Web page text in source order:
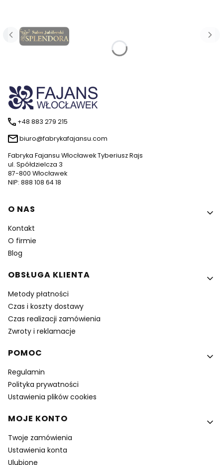
Naciśnij Enter lub spację, aby otworzyć stronę.
Naciśnij Enter lub spację, aby otworzyć stronę.
Naciśnij Enter lub spację, aby otworzyć stronę.
Naciśnij Enter lub spację, aby otworzyć stronę.
Naciśnij Enter lub spację, aby otworzyć stronę.
+48 883 279 215
biuro@fabrykafajansu.com
Fabryka Fajansu Włocławek Tyberiusz Rajs
ul. Spółdzielcza 3
87-800 Włocławek
NIP: 888 108 64 18
Linki w stopce
O NAS
Kontakt
O firmie
Blog
OBSŁUGA KLIENTA
Metody płatności
Czas i koszty dostawy
Czas realizacji zamówienia
Zwroty i reklamacje
POMOC
Regulamin
Polityka prywatności
Ustawienia plików cookies
MOJE KONTO
Twoje zamówienia
Ustawienia konta
Ulubione